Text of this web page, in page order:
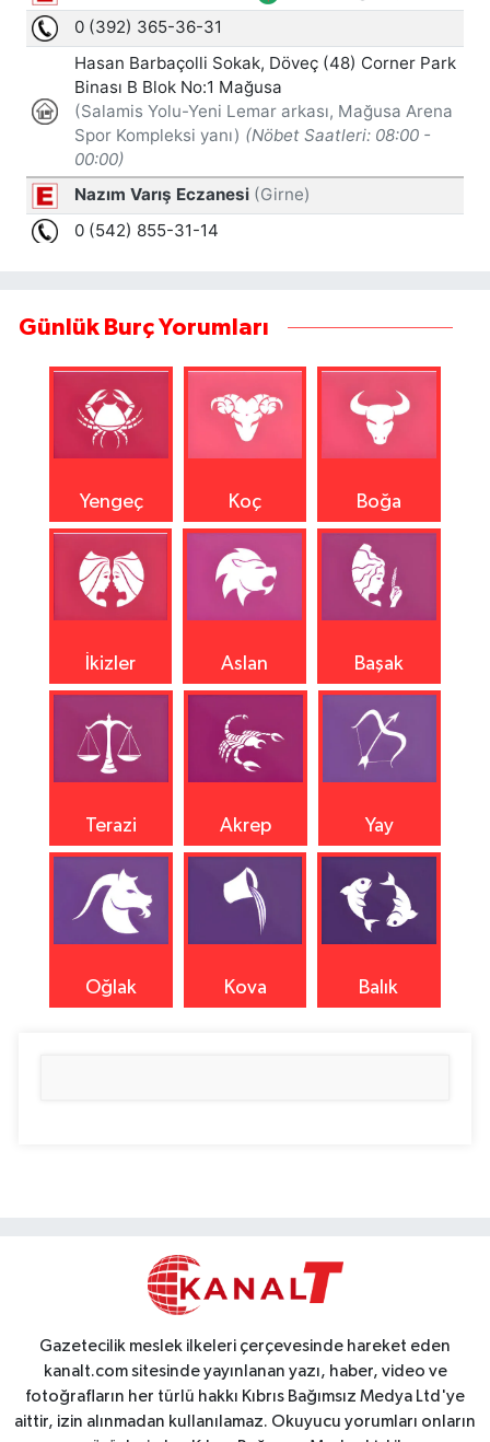
Günlük Burç Yorumları
Yengeç Koç Boğa
İkizler Aslan Başak
Terazi Akrep Yay
Oğlak Kova Balık
Gazetecilik meslek ilkeleri çerçevesinde hareket eden
kanalt.com sitesinde yayınlanan yazı, haber, video ve
fotoğrafların her türlü hakkı Kıbrıs Bağımsız Medya Ltd'ye
aittir, izin alınmadan kullanılamaz. Okuyucu yorumları onların